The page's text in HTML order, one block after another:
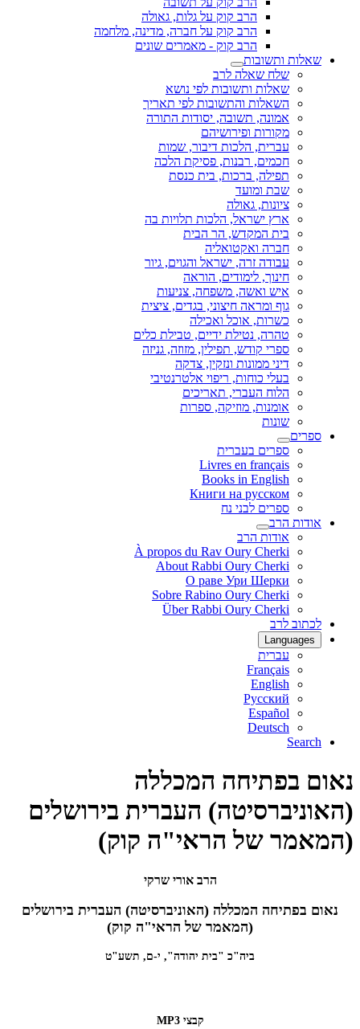
הרב קוק על גלות, גאולה
הרב קוק על חברה, מדינה, מלחמה
הרב קוק - מאמרים שונים
שאלות ותשובות
שלח שאלה לרב
שאלות ותשובות לפי נושא
השאלות והתשובות לפי תאריך
אמונה, תשובה, יסודות התורה
מקורות ופירושיהם
עברית, הלכות דיבור, שמות
חכמים, רבנות, פסיקת הלכה
תפילה, ברכות, בית כנסת
שבת ומועד
ציונות, גאולה
ארץ ישראל, הלכות תלויות בה
בית המקדש, הר הבית
חברה ואקטואליה
עבודה זרה, ישראל והגוים, גיור
חינוך, לימודים, הוראה
איש ואשה, משפחה, צניעות
גוף ומראה חיצוני, בגדים, ציצית
כשרות, אוכל ואכילה
טהרה, נטילת ידיים, טבילת כלים
ספרי קודש, תפילין, מזוזה, גניזה
דיני ממונות ונזקין, צדקה
בעלי כוחות, ריפוי אלטרנטיבי
הלוח העברי, תאריכים
אומנות, מוזיקה, ספרות
שונות
ספרים
ספרים בעברית
Livres en français
Books in English
Книги на русском
ספרים לבני נח
אודות הרב
אודות הרב
À propos du Rav Oury Cherki
About Rabbi Oury Cherki
О раве Ури Шерки
Sobre Rabino Oury Cherki
Über Rabbi Oury Cherki
לכתוב לרב
Languages
עברית
Français
English
Русский
Español
Deutsch
Search
נאום בפתיחה המכללה
(האוניברסיטה) העברית בירושלים
(המאמר של הראי"ה קוק)
הרב אורי שרקי
נאום בפתיחה המכללה (האוניברסיטה) העברית בירושלים
(המאמר של הראי"ה קוק)
ביה"כ "בית יהודה", י-ם, תשע"ט
קבצי MP3